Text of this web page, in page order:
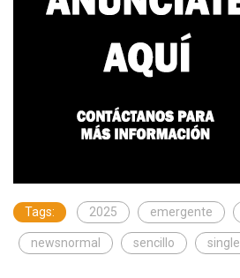
Tags: 2025 emergente
newsnormal sencillo single